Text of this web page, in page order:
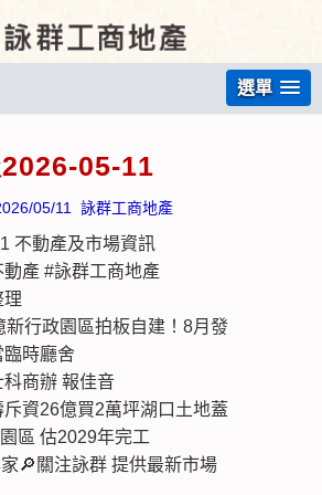
選單
05-11
05/11 詠群工商地產
不動產及市場資訊
產 #詠群工商地產
理
新行政園區拍板自建！8月發
臨時廳舍
科商辦 報佳音
斥資26億買2萬坪湖口土地蓋
區 估2029年完工
家🔎關注詠群 提供最新市場